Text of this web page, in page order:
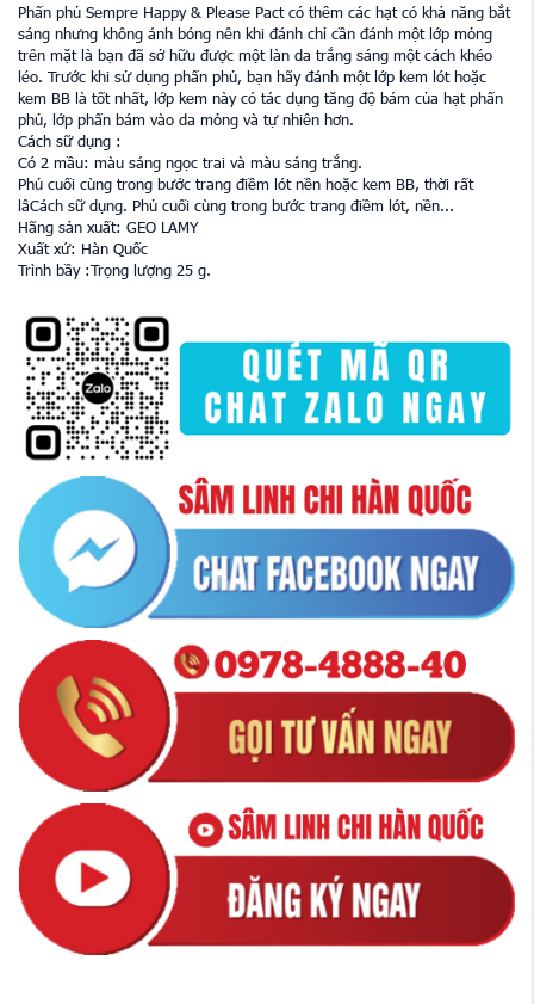
Phấn phủ Sempre Happy & Please Pact có thêm các hạt có khả năng bắt
sáng nhưng không ánh bóng nên khi đánh chỉ cần đánh một lớp mỏng
trên mặt là bạn đã sở hữu được một làn da trắng sáng một cách khéo
léo. Trước khi sử dụng phấn phủ, bạn hãy đánh một lớp kem lót hoặc
kem BB là tốt nhất, lớp kem này có tác dụng tăng độ bám của hạt phấn
phủ, lớp phấn bám vào da mỏng và tự nhiên hơn.
Cách sữ dụng :
Có 2 mầu: màu sáng ngọc trai và màu sáng trắng.
Phủ cuối cùng trong bước trang điềm lót nền hoặc kem BB, thời rất
lâCách sữ dụng. Phủ cuối cùng trong bước trang điềm lót, nền...
Hãng sản xuất: GEO LAMY
Xuất xứ: Hàn Quốc
Trình bầy :Trọng lượng 25 g.